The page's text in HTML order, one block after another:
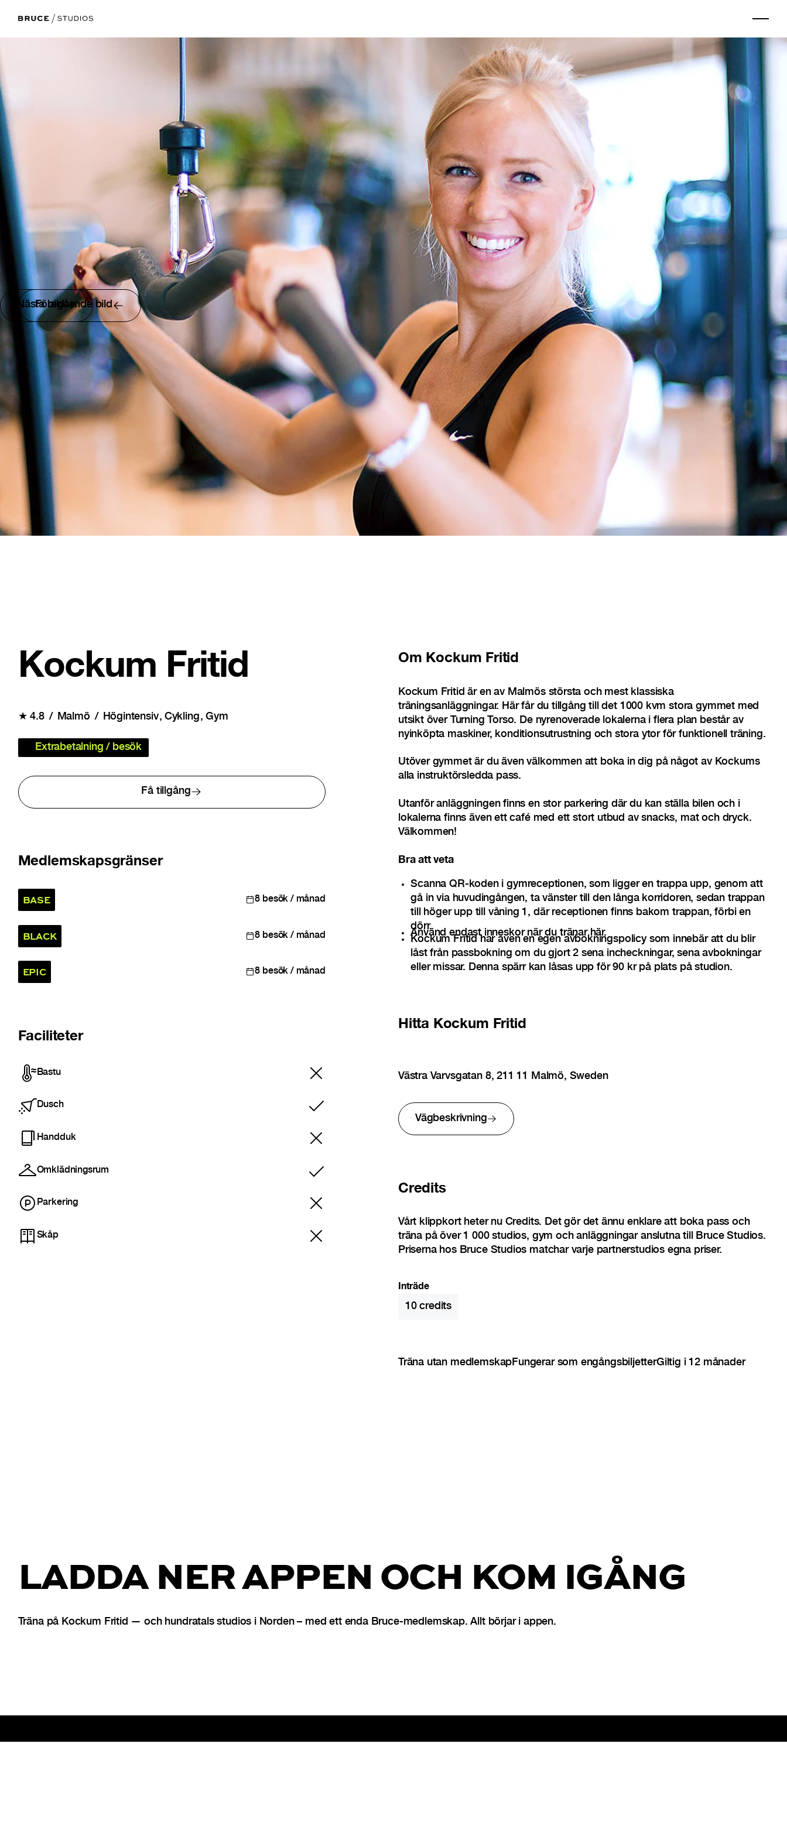
Föregående bild
Nästa bild
Kockum Fritid
★4.8 Malmö Högintensiv Cykling Gym
Extrabetalning / besök
Få tillgång
Medlemskapsgränser
BASE 8 besök / månad
BLACK 8 besök / månad
EPIC 8 besök / månad
Faciliteter
Bastu
Dusch
Ingår
Handduk
Omklädningsrum
Ingår
Parkering
Skåp
Om Kockum Fritid
Kockum Fritid är en av Malmös största och mest klassiska
träningsanläggningar. Här får du tillgång till det 1000 kvm stora gymmet med
utsikt över Turning Torso. De nyrenoverade lokalerna i flera plan består av
nyinköpta maskiner, konditionsutrustning och stora ytor för funktionell träning.
Utöver gymmet är du även välkommen att boka in dig på något av Kockums
alla instruktörsledda pass.
Utanför anläggningen finns en stor parkering där du kan ställa bilen och i
lokalerna finns även ett café med ett stort utbud av snacks, mat och dryck.
Välkommen!
Bra att veta
Scanna QR-koden i gymreceptionen, som ligger en trappa upp, genom att
gå in via huvudingången, ta vänster till den långa korridoren, sedan trappan
till höger upp till våning 1, där receptionen finns bakom trappan, förbi en
dörr.
Använd endast inneskor när du tränar här.
Kockum Fritid har även en egen avbokningspolicy som innebär att du blir
låst från passbokning om du gjort 2 sena incheckningar, sena avbokningar
eller missar. Denna spärr kan låsas upp för 90 kr på plats på studion.
Hitta Kockum Fritid
Västra Varvsgatan 8, 211 11 Malmö, Sweden
Vägbeskrivning
Credits
Vårt klippkort heter nu Credits. Det gör det ännu enklare att boka pass och
träna på över 1 000 studios, gym och anläggningar anslutna till Bruce Studios.
Priserna hos Bruce Studios matchar varje partnerstudios egna priser.
Inträde
10credits
Träna utan medlemskapFungerar som engångsbiljetterGiltig i 12 månader
LADDA NER APPEN OCH KOM IGÅNG
Träna på Kockum Fritid — och hundratals studios i Norden – med ett enda Bruce-medlemskap. Allt börjar i appen.
Sidfot